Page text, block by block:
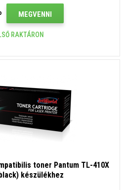
MEGVENNI
RAKTÁRON
toner Pantum TL-410X
készülékhez